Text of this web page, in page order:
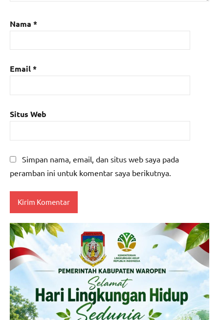
Nama *
Email*
Situs Web
Simpan nama, email, dan situs web saya pada
peramban ini untuk komentar saya berikutnya.